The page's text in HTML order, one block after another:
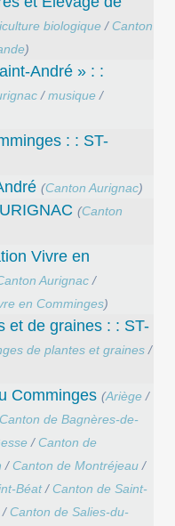
biologique / Canton
)
André » : :
/musique /
: : ST-
(Canton Aurignac)
(Canton
Vivre en
Aurignac /
en Comminges)
et de graines : : ST-
de plantes et graines /
Comminges (Ariège /
Canton de Bagnères-de-
/ Canton de
/ Canton de Montréjeau /
Béat/ Canton de Saint-
/ Canton de Salies-du-